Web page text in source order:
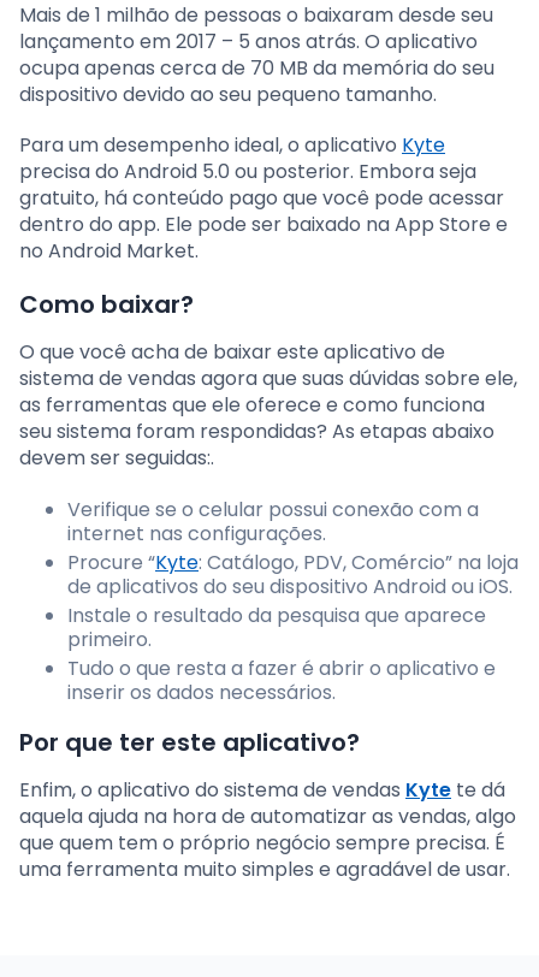
Mais de 1 milhão de pessoas o baixaram desde seu
lançamento em 2017 – 5 anos atrás. O aplicativo
ocupa apenas cerca de 70 MB da memória do seu
dispositivo devido ao seu pequeno tamanho.
Para um desempenho ideal, o aplicativo Kyte
precisa do Android 5.0 ou posterior. Embora seja
gratuito, há conteúdo pago que você pode acessar
dentro do app. Ele pode ser baixado na App Store e
no Android Market.
Como baixar?
O que você acha de baixar este aplicativo de
sistema de vendas agora que suas dúvidas sobre ele,
as ferramentas que ele oferece e como funciona
seu sistema foram respondidas? As etapas abaixo
devem ser seguidas:.
Verifique se o celular possui conexão com a
internet nas configurações.
Procure “Kyte: Catálogo, PDV, Comércio” na loja
de aplicativos do seu dispositivo Android ou iOS.
Instale o resultado da pesquisa que aparece
primeiro.
Tudo o que resta a fazer é abrir o aplicativo e
inserir os dados necessários.
Por que ter este aplicativo?
Enfim, o aplicativo do sistema de vendas Kyte te dá
aquela ajuda na hora de automatizar as vendas, algo
que quem tem o próprio negócio sempre precisa. É
uma ferramenta muito simples e agradável de usar.